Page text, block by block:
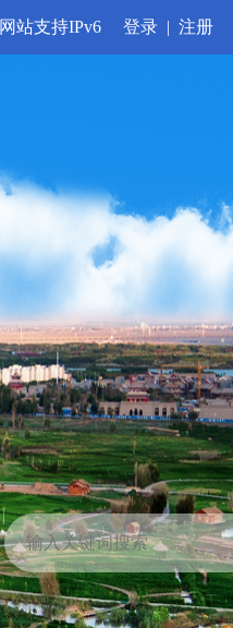
网站支持IPv6 登录 | 注册